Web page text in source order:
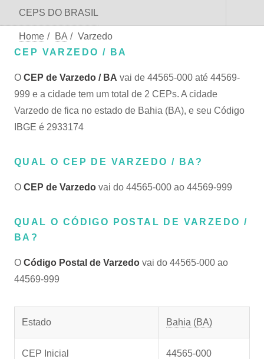
CEPS DO BRASIL
Home / BA / Varzedo
CEP VARZEDO / BA
O CEP de Varzedo / BA vai de 44565-000 até 44569-
999 e a cidade tem um total de 2 CEPs. A cidade
Varzedo de fica no estado de Bahia (BA), e seu Código
IBGE é 2933174
QUAL O CEP DE VARZEDO / BA?
O CEP de Varzedo vai do 44565-000 ao 44569-999
QUAL O CÓDIGO POSTAL DE VARZEDO /
BA?
O Código Postal de Varzedo vai do 44565-000 ao
44569-999
Estado Bahia (BA)
CEP Inicial 44565-000